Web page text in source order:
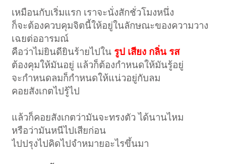
เหมือนกับเริ่มแรก เราจะนั่งสักชั่วโมงหนึ่ง
ก็จะต้องควบคุมจิตนี้ให้อยู่ในลักษณะของความวาง
เฉยต่ออารมณ์
คือว่าไม่ยินดียินร้ายไปใน รูป เสียง กลิ่น รส
ต้องคุมให้มันอยู่ แล้วก็ต้องกำหนดให้มันรู้อยู่
จะกำหนดลมก็กำหนดให้แน่วอยู่กับลม
คอยสังเกตไปรู้ไป
แล้วก็คอยสังเกตว่ามันจะทรงตัว ได้นานไหม
หรือว่ามันหนีไปเสียก่อน
ไปปรุงไปคิดไปจำหมายอะไรขึ้นมา